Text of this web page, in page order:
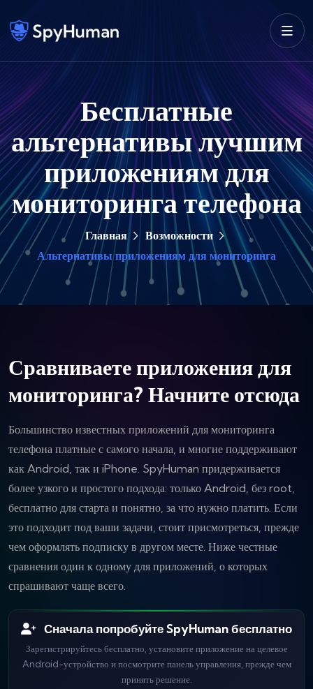
Бесплатные
альтернативы лучшим
приложениям для
мониторинга телефона
Главная
Возможности
Альтернативы приложениям для мониторинга
Сравниваете приложения для
мониторинга? Начните отсюда
Большинство известных приложений для мониторинга
телефона платные с самого начала, и многие поддерживают
как Android, так и iPhone. SpyHuman придерживается
более узкого и простого подхода: только Android, без root,
бесплатно для старта и понятно, за что нужно платить. Если
это подходит под ваши задачи, стоит присмотреться, прежде
чем оформлять подписку в другом месте. Ниже честные
сравнения один к одному для приложений, о которых
спрашивают чаще всего.
Сначала попробуйте SpyHuman бесплатно
Зарегистрируйтесь бесплатно, установите приложение на целевое
Android-устройство и посмотрите панель управления, прежде чем
принять решение.